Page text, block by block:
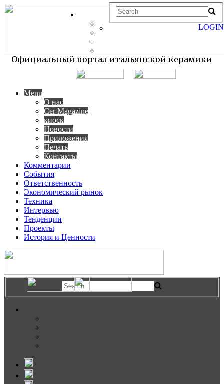
Официальный портал итальянской керамики
Menu
О нас
Cer Magazine
киоск
Новости
Приложения
Печать
Контакты
Комментарии
События
Ответственность
Экономический рынок
Техника
Интервью
Тенденции
Проекты
История и Ценности
LOGIN